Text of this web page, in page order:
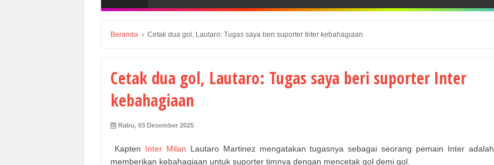
Beranda › Cetak dua gol, Lautaro: Tugas saya beri suporter Inter kebahagiaan
Cetak dua gol, Lautaro: Tugas saya beri suporter Inter
kebahagiaan
Rabu, 03 Desember 2025
Kapten Inter Milan Lautaro Martinez mengatakan tugasnya sebagai seorang pemain Inter adalah
memberikan kebahagiaan untuk suporter timnya dengan mencetak gol demi gol.